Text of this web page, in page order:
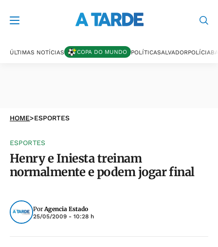
ÚLTIMAS NOTÍCIAS COPA DO MUNDO POLÍTICASALVADORPOLÍCIA
HOME>ESPORTES
ESPORTES
Henry e Iniesta treinam
normalmente e podem jogar final
PorAgencia Estado
25/05/2009 - 10:28 h